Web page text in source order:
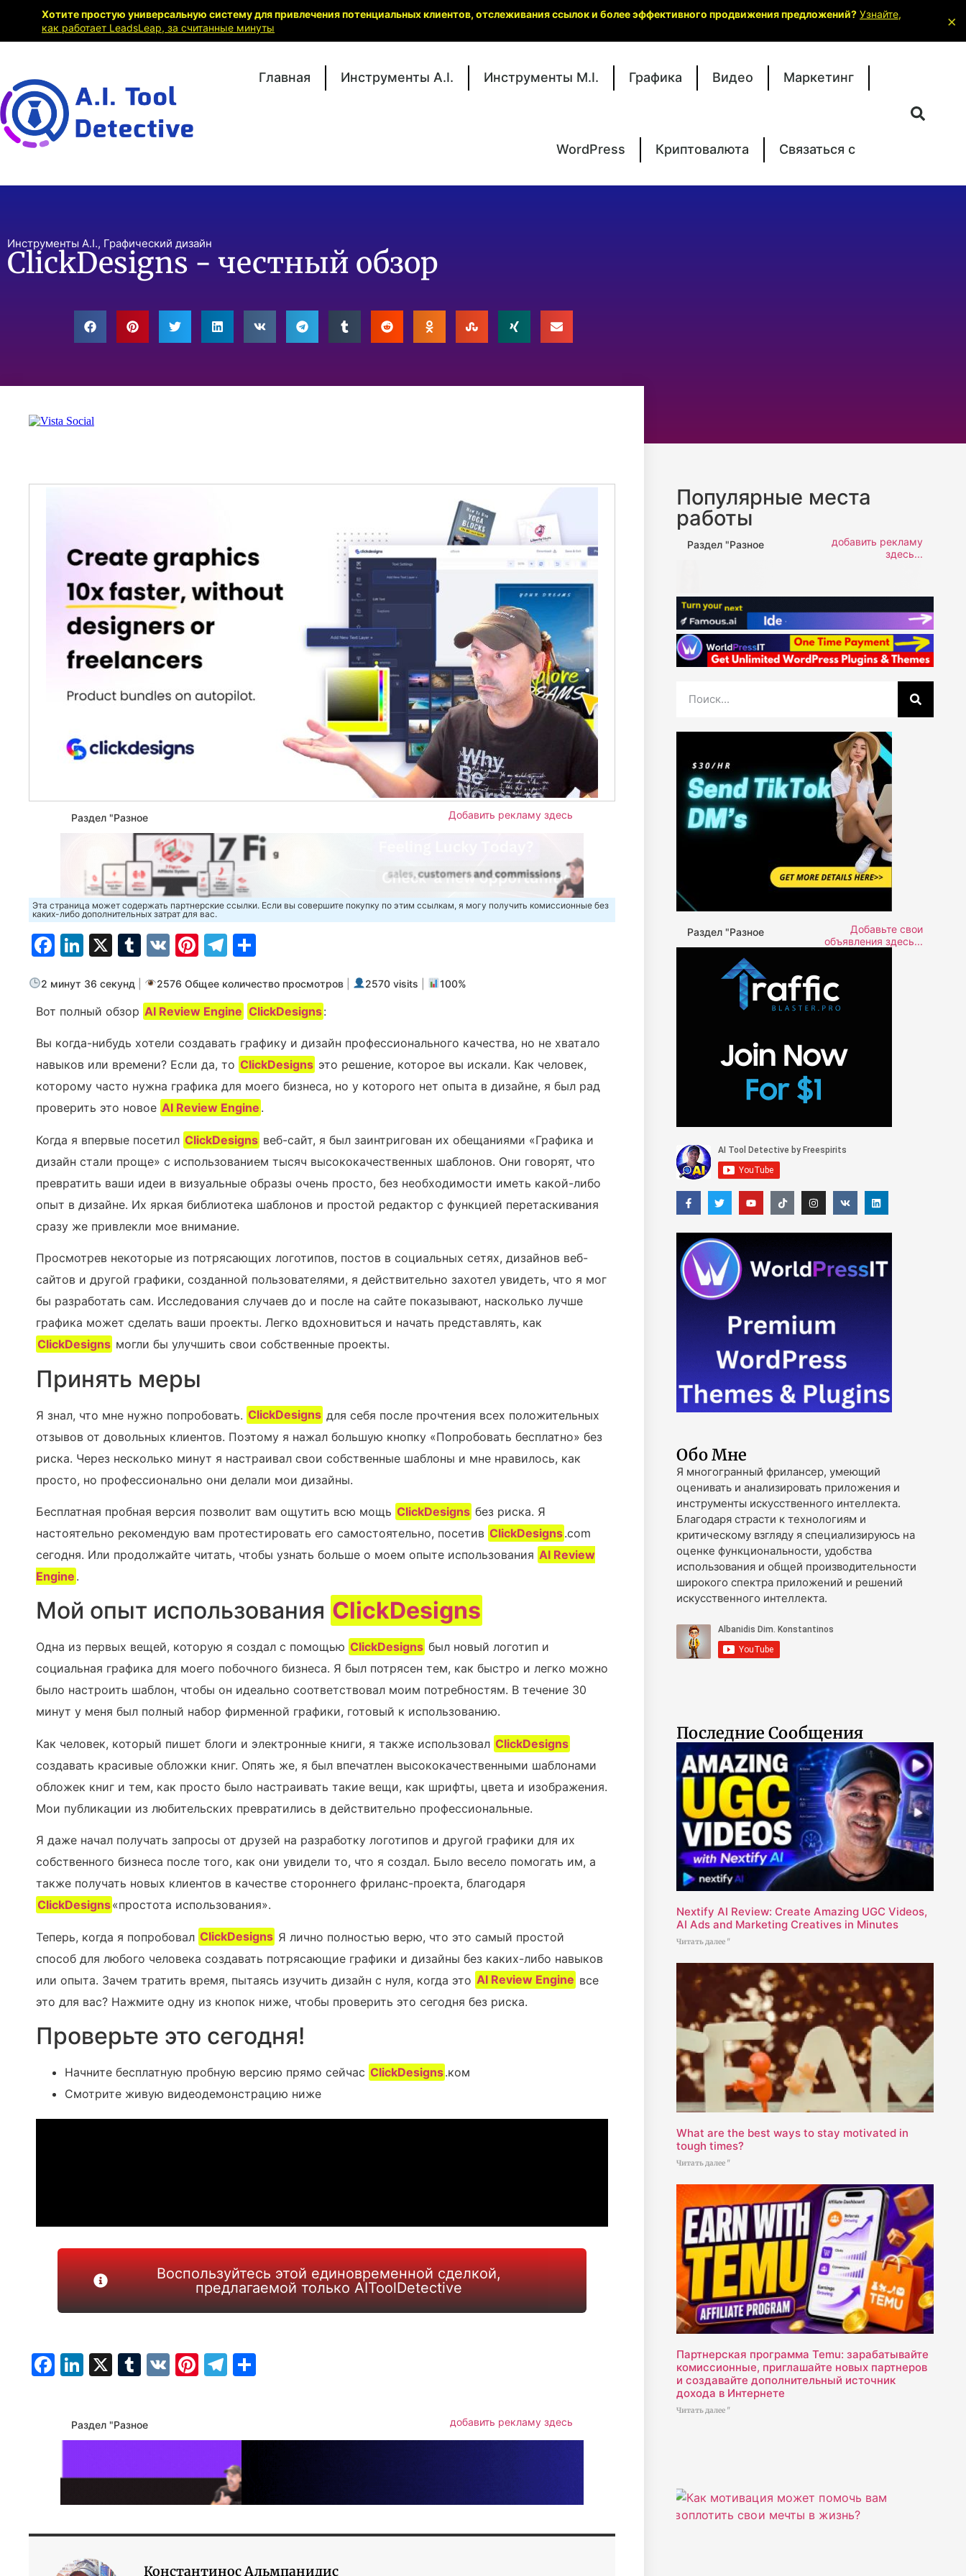
Главная Инструменты A.I. Инструменты M.I. Графика Видео Маркетинг
WordPress Криптовалюта Связаться с
Инструменты A.I., Графический дизайн
ClickDesigns - честный обзор
Раздел "Разное Добавить рекламу здесь
Эта страница может содержать партнерские ссылки. Если вы совершите покупку по этим ссылкам, я могу получить комиссионные без
каких-либо дополнительных затрат для вас.
Facebook
LinkedIn
X Tumblr
VK Pinterest
Telegram
2 минут 36 секунд 2576 Общее количество просмотров 2570 visits 100%
Вот полный обзор AI Review Engine ClickDesigns:
Вы когда-нибудь хотели создавать графику и дизайн профессионального качества, но не хватало
навыков или времени? Если да, то ClickDesigns это решение, которое вы искали. Как человек,
которому часто нужна графика для моего бизнеса, но у которого нет опыта в дизайне, я был рад
проверить это новое AI Review Engine .
Когда я впервые посетил ClickDesigns веб-сайт, я был заинтригован их обещаниями «Графика и
дизайн стали проще» с использованием тысяч высококачественных шаблонов. Они говорят, что
превратить ваши идеи в визуальные образы очень просто, без необходимости иметь какой-либо
опыт в дизайне. Их яркая библиотека шаблонов и простой редактор с функцией перетаскивания
сразу же привлекли мое внимание.
Просмотрев некоторые из потрясающих логотипов, постов в социальных сетях, дизайнов веб-
сайтов и другой графики, созданной пользователями, я действительно захотел увидеть, что я мог
бы разработать сам. Исследования случаев до и после на сайте показывают, насколько лучше
графика может сделать ваши проекты. Легко вдохновиться и начать представлять, как
ClickDesigns могли бы улучшить свои собственные проекты.
Принять меры
Я знал, что мне нужно попробовать. ClickDesigns для себя после прочтения всех положительных
отзывов от довольных клиентов. Поэтому я нажал большую кнопку «Попробовать бесплатно» без
риска. Через несколько минут я настраивал свои собственные шаблоны и мне нравилось, как
просто, но профессионально они делали мои дизайны.
Бесплатная пробная версия позволит вам ощутить всю мощь ClickDesigns без риска. Я
настоятельно рекомендую вам протестировать его самостоятельно, посетив ClickDesigns.com
сегодня. Или продолжайте читать, чтобы узнать больше о моем опыте использования AI Review
Engine .
Мой опыт использования ClickDesigns
Одна из первых вещей, которую я создал с помощью ClickDesigns был новый логотип и
социальная графика для моего побочного бизнеса. Я был потрясен тем, как быстро и легко можно
было настроить шаблон, чтобы он идеально соответствовал моим потребностям. В течение 30
минут у меня был полный набор фирменной графики, готовый к использованию.
Как человек, который пишет блоги и электронные книги, я также использовал ClickDesigns
создавать красивые обложки книг. Опять же, я был впечатлен высококачественными шаблонами
обложек книг и тем, как просто было настраивать такие вещи, как шрифты, цвета и изображения.
Мои публикации из любительских превратились в действительно профессиональные.
Я даже начал получать запросы от друзей на разработку логотипов и другой графики для их
собственного бизнеса после того, как они увидели то, что я создал. Было весело помогать им, а
также получать новых клиентов в качестве стороннего фриланс-проекта, благодаря
ClickDesigns«простота использования».
Теперь, когда я попробовал ClickDesigns Я лично полностью верю, что это самый простой
способ для любого человека создавать потрясающие графики и дизайны без каких-либо навыков
или опыта. Зачем тратить время, пытаясь изучить дизайн с нуля, когда это AI Review Engine все
это для вас? Нажмите одну из кнопок ниже, чтобы проверить это сегодня без риска.
Проверьте это сегодня!
Начните бесплатную пробную версию прямо сейчас ClickDesigns.ком
Смотрите живую видеодемонстрацию ниже
Воспользуйтесь этой единовременной сделкой,
предлагаемой только AIToolDetective
Facebook
LinkedIn
X Tumblr
VK Pinterest
Telegram
Раздел "Разное добавить рекламу здесь
Константинос Альмпанидис
Популярные места
работы
Раздел "Разное
добавить рекламу
здесь...
Раздел "Разное
Добавьте свои
объявления здесь...
Обо Мне
Я многогранный фрилансер, умеющий
оценивать и анализировать приложения и
инструменты искусственного интеллекта.
Благодаря страсти к технологиям и
критическому взгляду я специализируюсь на
оценке функциональности, удобства
использования и общей производительности
широкого спектра приложений и решений
искусственного интеллекта.
Последние Сообщения
Nextify AI Review: Create Amazing UGC Videos,
AI Ads and Marketing Creatives in Minutes
Читать далее "
What are the best ways to stay motivated in
tough times?
Читать далее "
Партнерская программа Temu: зарабатывайте
комиссионные, приглашайте новых партнеров
и создавайте дополнительный источник
дохода в Интернете
Читать далее "
Хотите простую универсальную систему для привлечения потенциальных клиентов, отслеживания ссылок и более эффективного продвижения предложений? Узнайте,
как работает LeadsLeap, за считанные минуты
×